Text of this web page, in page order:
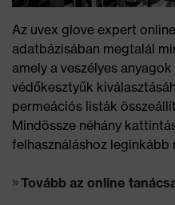
Az uvex glove expert
adatbázisában megtalál
amely a veszélyes
védőkesztyűk
permeációs listák
Mindössze néhány
felhasználáshoz
Tovább az online